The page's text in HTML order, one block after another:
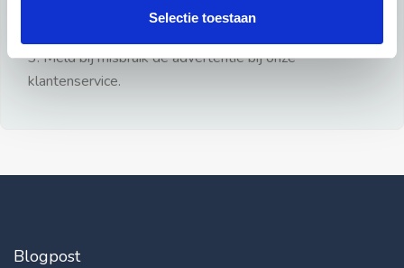
Selectie toestaan
3: Meld bij misbruik de advertentie bij onze
klantenservice.
Blogpost